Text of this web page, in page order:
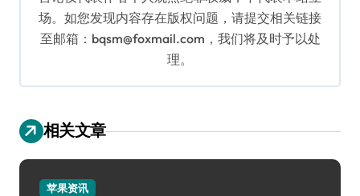
场。如您发现内容存在版权问题，请提交相关链接
至邮箱：bqsm@foxmail.com，我们将及时予以处
理。
相关文章
苹果资讯